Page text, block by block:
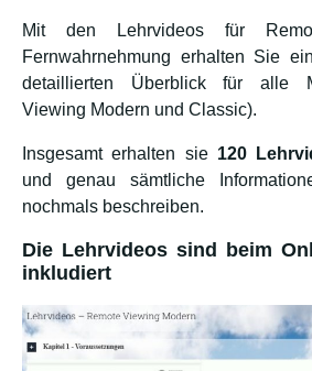
Mit den Lehrvideos für
Fernwahrnehmung erhalten Sie
detaillierten Überblick für alle
Viewing Modern und Classic).
Insgesamt erhalten sie 120
und genau sämtliche
nochmals beschreiben.
Die Lehrvideos sind beim
inkludiert